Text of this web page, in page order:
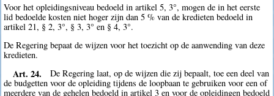
Voor het opleidingsniveau bedoeld in artikel 5, 3°, mogen de in het eerste
lid bedoelde kosten niet hoger zijn dan 5 % van de kredieten bedoeld in
artikel 21, § 2, 3°, § 3, 3° en § 4, 3°.
De Regering bepaat de wijzen voor het toezicht op de aanwending van deze
kredieten.
Art. 24.
De Regering laat, op de wijzen die zij bepaalt, toe een deel van
de budgetten voor de opleiding tijdens de loopbaan te gebruiken voor een of
meerdere van de gehelen bedoeld in artikel 3 en voor de opleidingen bedoeld